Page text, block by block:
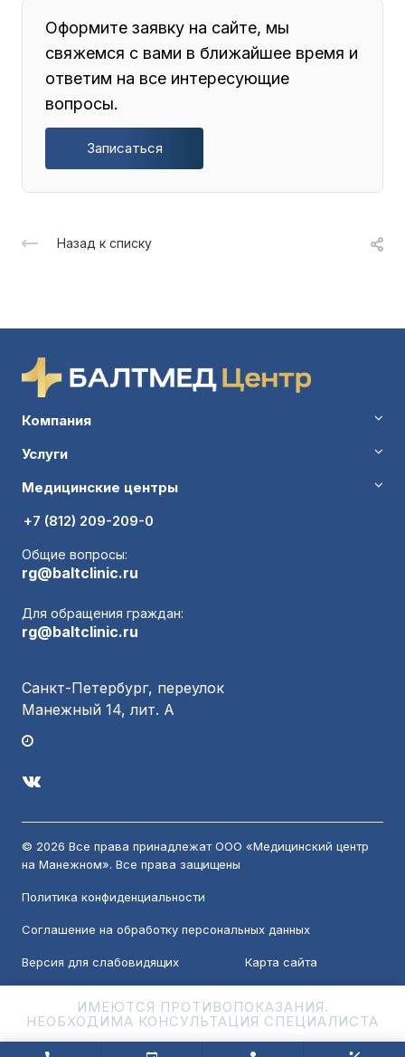
Оформите заявку на сайте, мы
свяжемся с вами в ближайшее время и
ответим на все интересующие
вопросы.
Записаться
Назад к списку
Компания
Услуги
Медицинские центры
+7 (812) 209-209-0
Общие вопросы:
rg@baltclinic.ru
Для обращения граждан:
rg@baltclinic.ru
Санкт-Петербург, переулок
Манежный 14, лит. А
© 2026 Все права принадлежат ООО «Медицинский центр
на Манежном». Все права защищены
Политика конфиденциальности
Соглашение на обработку персональных данных
Версия для слабовидящих Карта сайта
ИМЕЮТСЯ ПРОТИВОПОКАЗАНИЯ.
НЕОБХОДИМА КОНСУЛЬТАЦИЯ СПЕЦИАЛИСТА